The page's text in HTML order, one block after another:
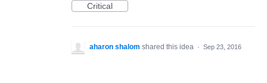
Critical
aharon shalom shared this idea · Sep 23, 2016